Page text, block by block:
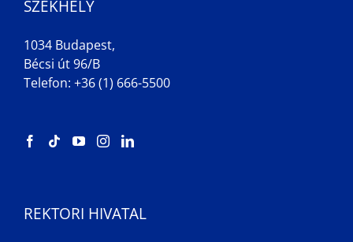
SZÉKHELY
1034 Budapest,
Bécsi út 96/B
Telefon: +36 (1) 666-5500
REKTORI HIVATAL